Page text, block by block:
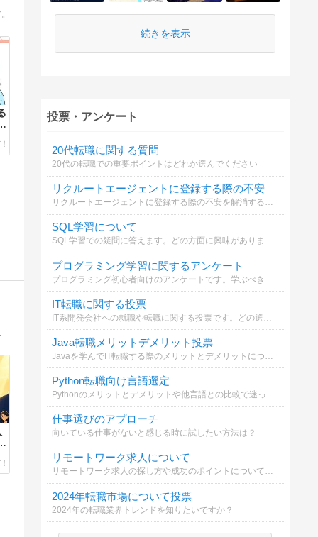
。一緒に始めてみませんか？
続きを表示
投票・アンケート
20代転職に関する質問
20代の転職での重要ポイントはどれか選んでください
リクルートエージェントに登録する際の不安
リクルートエージェントに登録する際の不安を解消するため、どの点に重点を置くべきでしょうか？
SQL学習について
SQL学習での疑問に答えます。どの方面に興味がありますか？
プログラミング学習に関するアンケート
IT転職に関する投票
Java転職メリットデメリット投票
Javaを学んでIT転職する際のメリットとデメリットについて分析中。Javaを選ぶべきか悩む方向けに投票をお願いします
Python転職向け言語選定
Pythonのメリットとデメリットや他言語との比較で迷っている方向けに投票します
仕事選びのアプローチ
向いている仕事がないと感じる時に試したい方法は？
リモートワーク求人について
リモートワーク求人の探し方や成功のポイントについて選択肢を選んでください。
2024年転職市場について投票
2024年の転職業界トレンドを知りたいですか？